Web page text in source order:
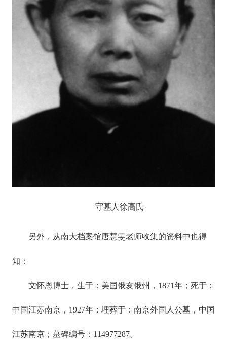
守墓人徐高氏
另外，从南大档案馆唐慧雯老师收集的资料中也得
知：
文怀恩博士，生于：美国俄亥俄州，1871年；死于：
中国江苏南京，1927年；埋葬于：南京外国人公墓，中国
江苏南京；墓碑编号：114977287。